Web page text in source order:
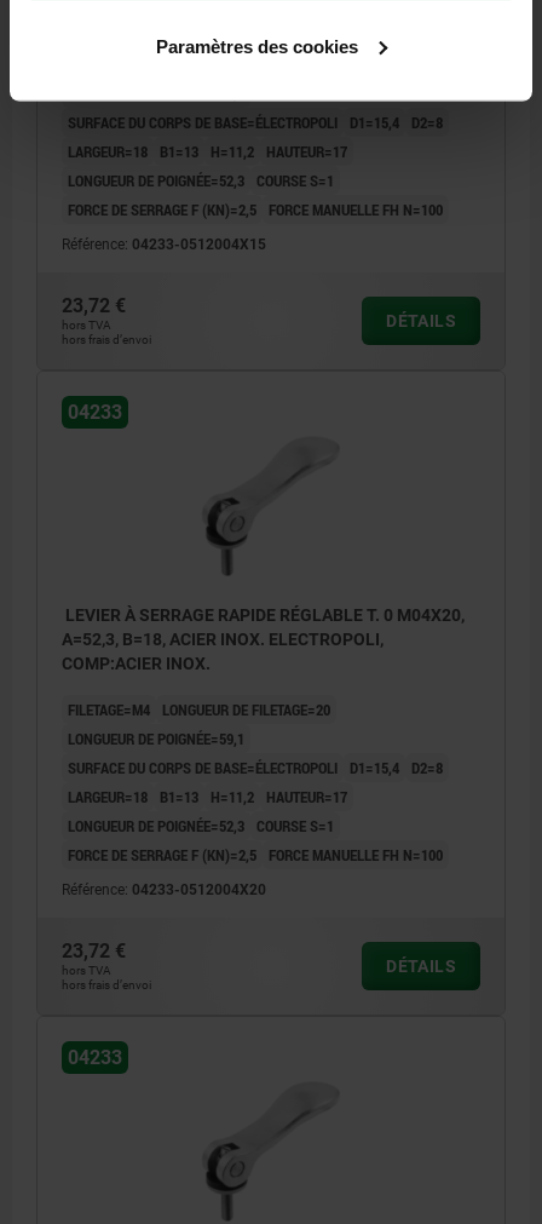
Paramètres des cookies
SURFACE DU CORPS DE BASE=ÉLECTROPOLI
D1=15,4
D2=8
LARGEUR=18
B1=13 H=11,2
HAUTEUR=17
LONGUEUR DE POIGNÉE=52,3
COURSE S=1
FORCE DE SERRAGE F (KN)=2,5
FORCE MANUELLE FH N=100
Référence: 04233-0512004X15
23,72 €
hors TVA
hors frais d’envoi
DÉTAILS
04233
LEVIER À SERRAGE RAPIDE RÉGLABLE T. 0 M04X20,
A=52,3, B=18, ACIER INOX. ELECTROPOLI,
COMP:ACIER INOX.
FILETAGE=M4
LONGUEUR DE FILETAGE=20
LONGUEUR DE POIGNÉE=59,1
SURFACE DU CORPS DE BASE=ÉLECTROPOLI
D1=15,4
D2=8
LARGEUR=18
B1=13 H=11,2
HAUTEUR=17
LONGUEUR DE POIGNÉE=52,3
COURSE S=1
FORCE DE SERRAGE F (KN)=2,5
FORCE MANUELLE FH N=100
Référence: 04233-0512004X20
23,72 €
hors TVA
hors frais d’envoi
DÉTAILS
04233